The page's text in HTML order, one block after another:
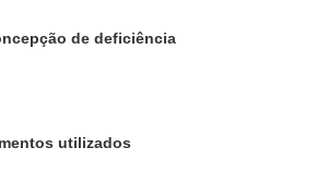
de deficiência
utilizados